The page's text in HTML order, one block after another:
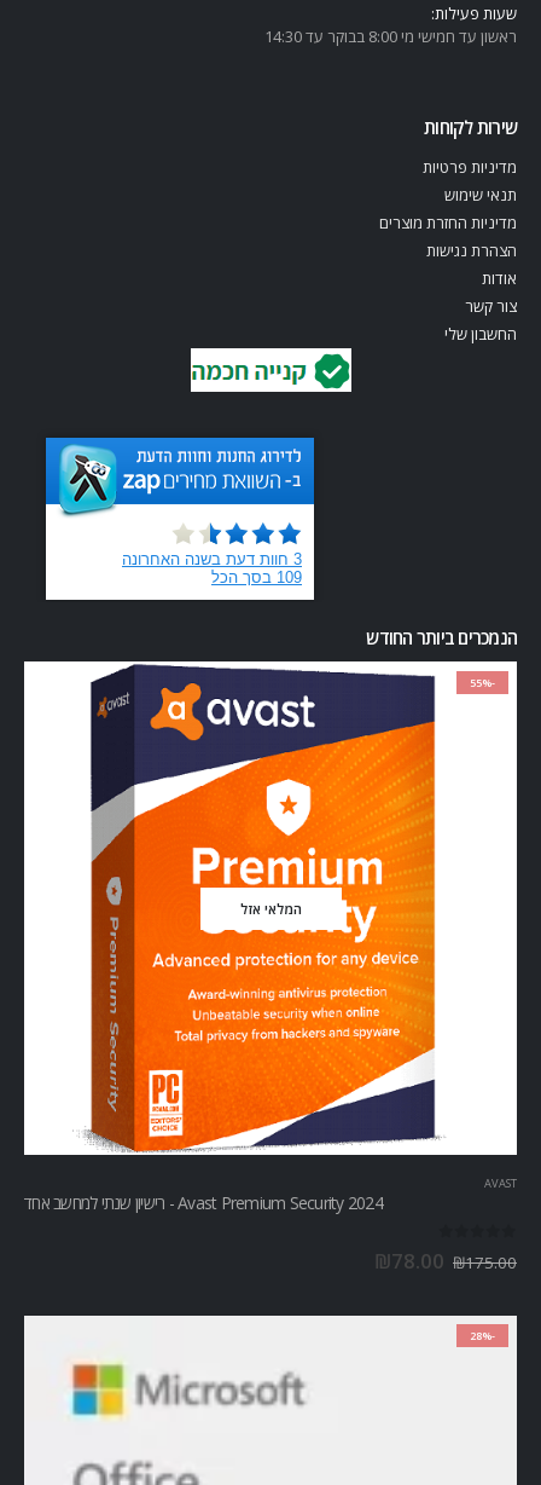
שעות פעילות:
ראשון עד חמישי מי 8:00 בבוקר עד 14:30
שירות לקוחות
מדיניות פרטיות
תנאי שימוש
מדיניות החזרת מוצרים
הצהרת נגישות
אודות
צור קשר
החשבון שלי
הנמכרים ביותר החודש
-55%
המלאי אזל
AVAST
Avast Premium Security 2024 - רישיון שנתי למחשב אחד
₪175.00
₪78.00
-28%